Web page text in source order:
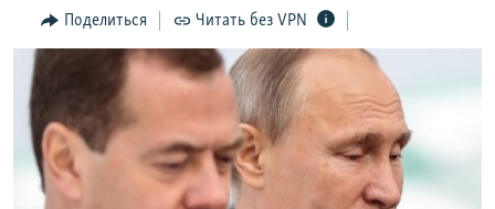
Вернутся
поиску
ИНТЕРАКТИВ
ИНФОГРАФИКА
ТЕЛЕПРОЕКТ КРЫМ.РЕАЛИИ
СОВЕТЫ ПРАВОЗАЩИТНИКОВ
ПРОПАВШИЕ БЕЗ ВЕСТИ
РАДІО СВОБОДА
КАК ОБОЙТИ БЛОКИРОВКУ
Українською
Qırımtatar
Поделиться Читать без VPN